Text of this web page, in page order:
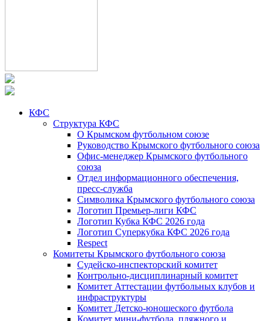
КФС
Структура КФС
О Крымском футбольном союзе
Руководство Крымского футбольного союза
Офис-менеджер Крымского футбольного
союза
Отдел информационного обеспечения,
пресс-служба
Символика Крымского футбольного союза
Логотип Премьер-лиги КФС
Логотип Кубка КФС 2026 года
Логотип Суперкубка КФС 2026 года
Respect
Комитеты Крымского футбольного союза
Судейско-инспекторский комитет
Контрольно-дисциплинарный комитет
Комитет Аттестации футбольных клубов и
инфраструктуры
Комитет Детско-юношеского футбола
Комитет мини-футбола, пляжного и